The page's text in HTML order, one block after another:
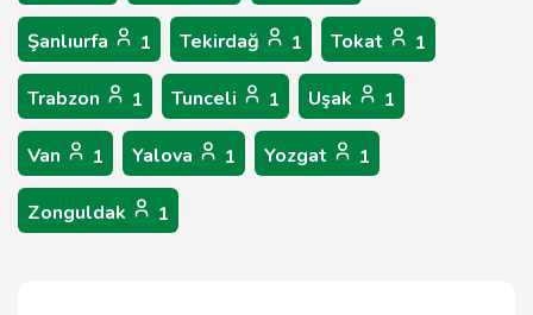
Şanlıurfa 1 Tekirdağ 1 Tokat 1
Trabzon 1 Tunceli 1 Uşak 1
Van 1 Yalova 1 Yozgat 1
Zonguldak 1